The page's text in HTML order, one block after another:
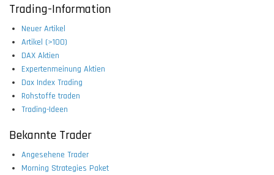
Trading-Information
Neuer Artikel
Artikel (>100)
DAX Aktien
Expertenmeinung Aktien
Dax Index Trading
Rohstoffe traden
Trading-Ideen
Bekannte Trader
Angesehene Trader
Morning Strategies Paket